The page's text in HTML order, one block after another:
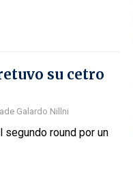
su cetro
Galardo Nillni
segundo round por un